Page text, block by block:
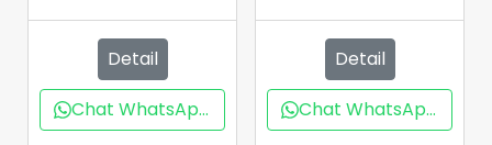
Detail
Chat WhatsApp
Detail
Chat WhatsApp